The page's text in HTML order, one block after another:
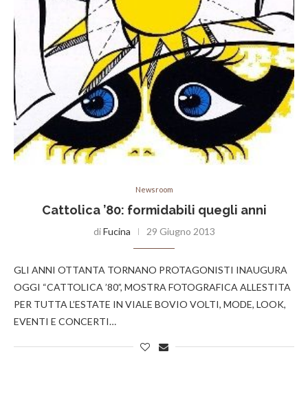
Newsroom
Cattolica ’80: formidabili quegli anni
diFucina 29 Giugno 2013
GLI ANNI OTTANTA TORNANO PROTAGONISTI INAUGURA
OGGI “CATTOLICA ’80”, MOSTRA FOTOGRAFICA ALLESTITA
PER TUTTA L’ESTATE IN VIALE BOVIO VOLTI, MODE, LOOK,
EVENTI E CONCERTI…